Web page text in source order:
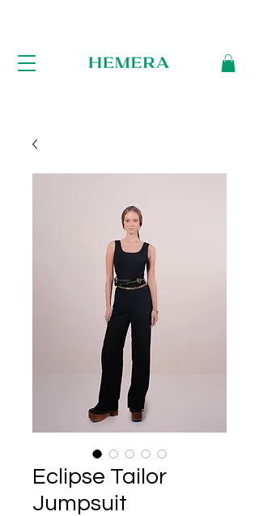
Eclipse Tailor
Jumpsuit